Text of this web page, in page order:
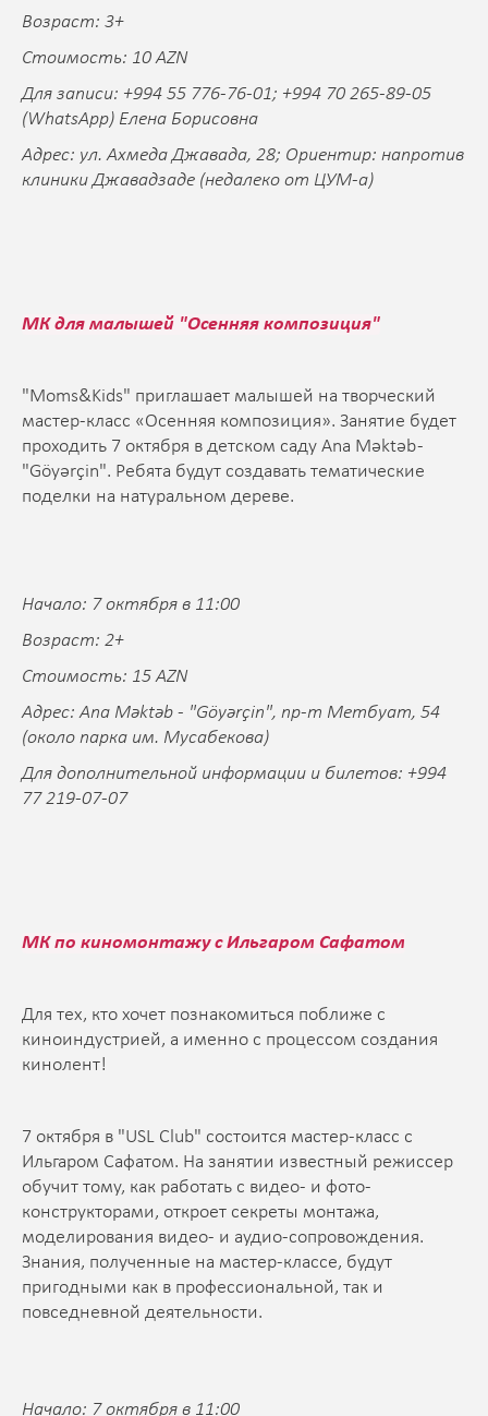
Возраст: 3+
Стоимость: 10 AZN
Для записи: +994 55 776-76-01; +994 70 265-89-05
(WhatsApp) Елена Борисовна
Адрес: ул. Ахмеда Джавада, 28; Ориентир: напротив
клиники Джавадзаде (недалеко от ЦУМ-а)
МК для малышей "Осенняя композиция"
"Moms&Kids" приглашает малышей на творческий
мастер-класс «Осенняя композиция». Занятие будет
проходить 7 октября в детском саду Ana Məktəb -
"Göyərçin". Ребята будут создавать тематические
поделки на натуральном дереве.
Начало: 7 октября в 11:00
Возраст: 2+
Стоимость: 15 AZN
Адрес: Ana Məktəb - "Göyərçin", пр-т Метбуат, 54
(около парка им. Мусабекова)
Для дополнительной информации и билетов: +994
77 219-07-07
МК по киномонтажу с Ильгаром Сафатом
Для тех, кто хочет познакомиться поближе с
киноиндустрией, а именно с процессом создания
кинолент!
7 октября в "USL Club" состоится мастер-класс с
Ильгаром Сафатом. На занятии известный режиссер
обучит тому, как работать с видео- и фото-
конструкторами, откроет секреты монтажа,
моделирования видео- и аудио-сопровождения.
Знания, полученные на мастер-классе, будут
пригодными как в профессиональной, так и
повседневной деятельности.
Начало: 7 октября в 11:00